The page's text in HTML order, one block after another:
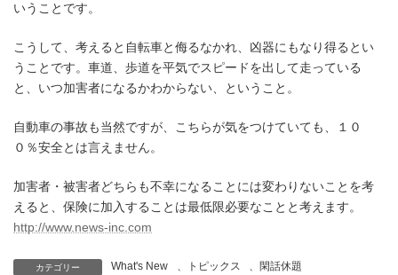
いうことです。
こうして、考えると自転車と侮るなかれ、凶器にもなり得るとい
うことです。車道、歩道を平気でスピードを出して走っている
と、いつ加害者になるかわからない、ということ。
自動車の事故も当然ですが、こちらが気をつけていても、１０
０％安全とは言えません。
加害者・被害者どちらも不幸になることには変わりないことを考
えると、保険に加入することは最低限必要なことと考えます。
http://www.news-inc.com
カテゴリー What's New 、 トピックス 、 閑話休題